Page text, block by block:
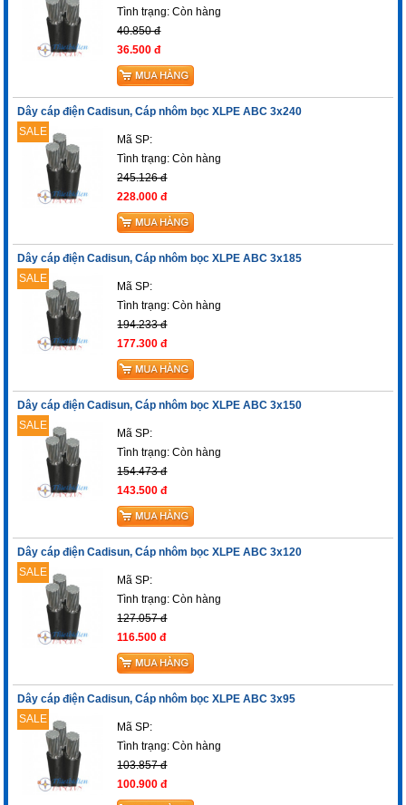
Tình trạng:Còn hàng
40.850 đ
36.500 đ
Dây cáp điện Cadisun, Cáp nhôm bọc XLPE ABC 3x240
SALE
Mã SP:
Tình trạng:Còn hàng
245.126 đ
228.000 đ
Dây cáp điện Cadisun, Cáp nhôm bọc XLPE ABC 3x185
SALE
Mã SP:
Tình trạng:Còn hàng
194.233 đ
177.300 đ
Dây cáp điện Cadisun, Cáp nhôm bọc XLPE ABC 3x150
SALE
Mã SP:
Tình trạng:Còn hàng
154.473 đ
143.500 đ
Dây cáp điện Cadisun, Cáp nhôm bọc XLPE ABC 3x120
SALE
Mã SP:
Tình trạng:Còn hàng
127.057 đ
116.500 đ
Dây cáp điện Cadisun, Cáp nhôm bọc XLPE ABC 3x95
SALE
Mã SP:
Tình trạng:Còn hàng
103.857 đ
100.900 đ